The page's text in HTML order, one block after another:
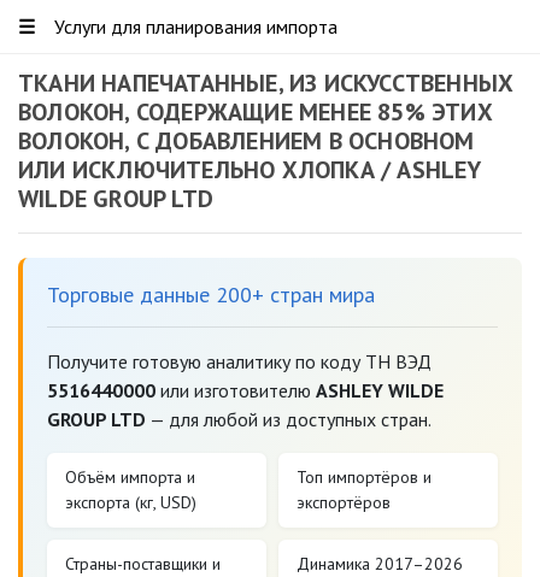
☰ Услуги для планирования импорта
ТКАНИ НАПЕЧАТАННЫЕ, ИЗ ИСКУССТВЕННЫХ
ВОЛОКОН, СОДЕРЖАЩИЕ МЕНЕЕ 85% ЭТИХ
ВОЛОКОН, С ДОБАВЛЕНИЕМ В ОСНОВНОМ
ИЛИ ИСКЛЮЧИТЕЛЬНО ХЛОПКА / ASHLEY
WILDE GROUP LTD
Торговые данные 200+ стран мира
Получите готовую аналитику по коду ТН ВЭД
5516440000 или изготовителю ASHLEY WILDE
GROUP LTD — для любой из доступных стран.
Объём импорта и
экспорта (кг, USD)
Топ импортёров и
экспортёров
Страны-поставщики и
Динамика 2017–2026